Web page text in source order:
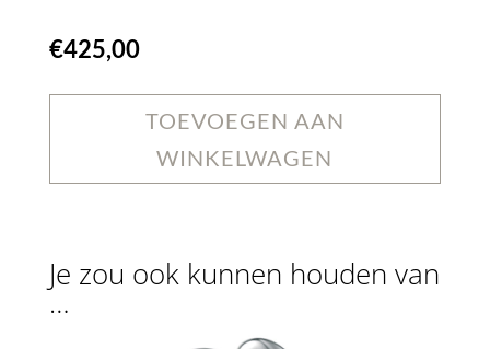
€425,00
TOEVOEGEN AAN
WINKELWAGEN
Je zou ook kunnen houden van
…